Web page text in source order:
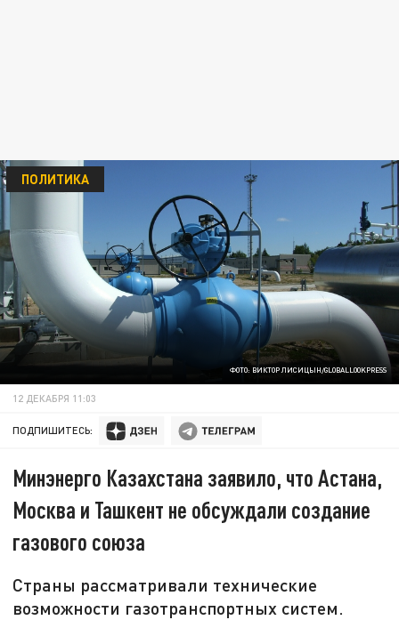
ФОТО: ВИКТОР ЛИСИЦЫН/GLOBALLOOKPRESS
ПОЛИТИКА
12 ДЕКАБРЯ 11:03
ПОДПИШИТЕСЬ:
Минэнерго Казахстана заявило, что Астана,
Москва и Ташкент не обсуждали создание
газового союза
Страны рассматривали технические
возможности газотранспортных систем.